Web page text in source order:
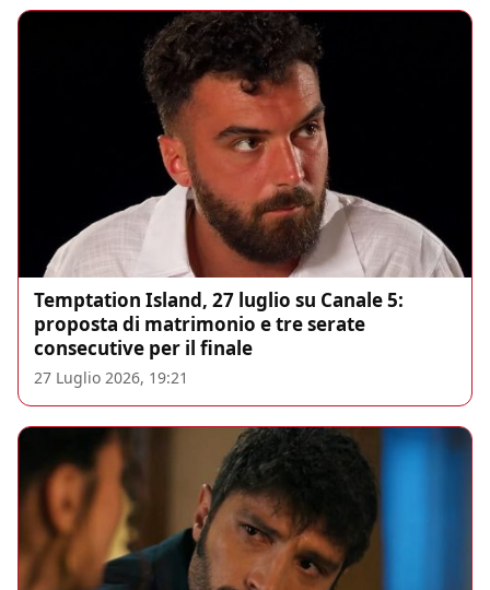
Temptation Island, 27 luglio su Canale 5:
proposta di matrimonio e tre serate
consecutive per il finale
27 Luglio 2026, 19:21